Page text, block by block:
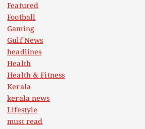
Featured
Football
Gaming
Gulf News
headlines
Health
Health & Fitness
Kerala
kerala news
Lifestyle
must read